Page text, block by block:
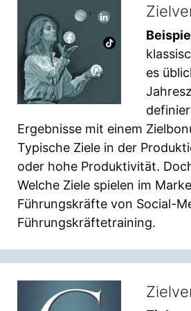
es
Ergebnisse mit einem
Typische Ziele in der
oder hohe Produktivität.
Welche Ziele spielen im
Führungskräfte von Social-
Führungskräftetraining.